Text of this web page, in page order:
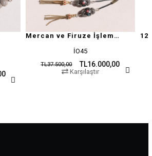
Mercan ve Firuze İşlemeli Oltu Taşı
TL16.000,00
TL37.500,00
Karşılaştır